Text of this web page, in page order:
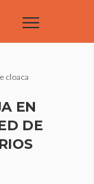
cloaca
EN
DE